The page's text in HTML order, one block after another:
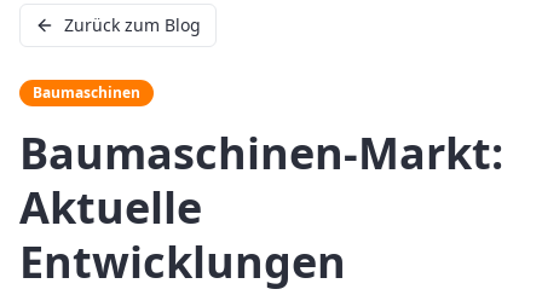
Zurück zum Blog
Baumaschinen
Baumaschinen-Markt:
Aktuelle
Entwicklungen